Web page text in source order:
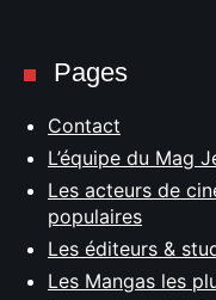
Pages
Contact
L’équipe du Mag
Les acteurs de
populaires
Les éditeurs &
Les Mangas les